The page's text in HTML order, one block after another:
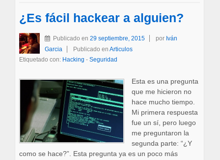
¿Es fácil hackear a alguien?
Publicado en 29 septiembre, 2015 por Iván
Garcia
Publicado en Articulos
Etiquetado con: Hacking - Seguridad
Esta es una pregunta
que me hicieron no
hace mucho tiempo.
Mi primera respuesta
fue un sí, pero luego
me preguntaron la
segunda parte: “¿Y
como se hace?”. Esta pregunta ya es un poco más